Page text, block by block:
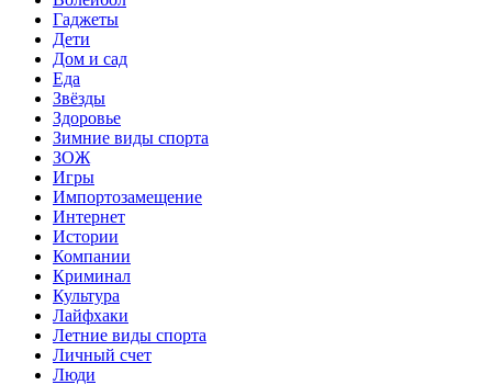
Гаджеты
Дети
Дом и сад
Еда
Звёзды
Здоровье
Зимние виды спорта
ЗОЖ
Игры
Импортозамещение
Интернет
Истории
Компании
Криминал
Культура
Лайфхаки
Летние виды спорта
Личный счет
Люди